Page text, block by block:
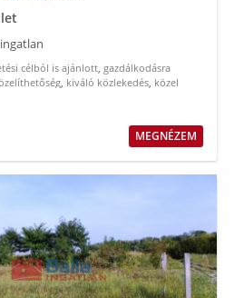
célból is ajánlott, gazdálkodásra
, kiváló közlekedés, közel
MEGNÉZEM